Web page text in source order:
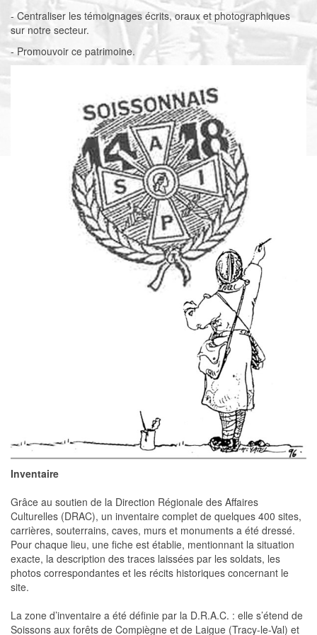
- Centraliser les témoignages écrits, oraux et photographiques
sur notre secteur.
- Promouvoir ce patrimoine.
Inventaire
Grâce au soutien de la Direction Régionale des Affaires
Culturelles (DRAC), un inventaire complet de quelques 400 sites,
carrières, souterrains, caves, murs et monuments a été dressé.
Pour chaque lieu, une fiche est établie, mentionnant la situation
exacte, la description des traces laissées par les soldats, les
photos correspondantes et les récits historiques concernant le
site.
La zone d’inventaire a été définie par la D.R.A.C. : elle s’étend de
Soissons aux forêts de Compiègne et de Laigue (Tracy-le-Val) et